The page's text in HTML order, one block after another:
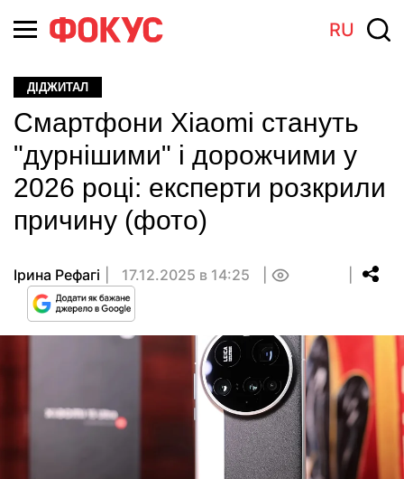
RU
ДІДЖИТАЛ
Смартфони Xiaomi стануть
"дурнішими" і дорожчими у
2026 році: експерти розкрили
причину (фото)
Ірина Рефагі 17.12.2025 в 14:25